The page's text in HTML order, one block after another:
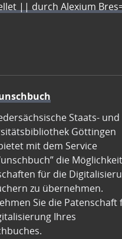
|| durch Alexium
Staats- und
Göttingen
mit dem Service
die
für die
zu übernehmen.
Sie die Patenschaft
Ihres